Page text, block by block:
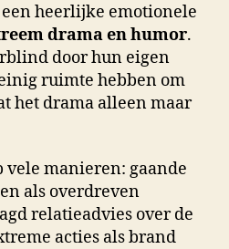
heerlijke emotionele
drama en humor.
door hun eigen
ruimte hebben om
het drama alleen maar
vele manieren: gaande
als overdreven
relatieadvies over de
acties als brand